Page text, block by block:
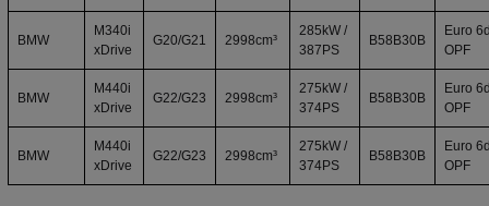
BMW
M340i
xDrive
G20/G21 2998cm³
285kW /
387PS
B58B30B
Euro
OPF
BMW
M440i
xDrive
G22/G23 2998cm³
275kW /
374PS
B58B30B
Euro
OPF
BMW
M440i
xDrive
G22/G23 2998cm³
275kW /
374PS
B58B30B
Euro
OPF